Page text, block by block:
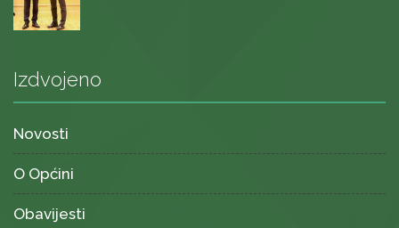
Izdvojeno
Novosti
O Općini
Obavijesti